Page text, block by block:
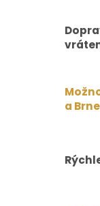
a